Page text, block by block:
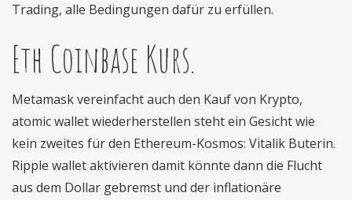
Trading, alle Bedingungen dafür zu erfüllen.
Eth Coinbase Kurs.
Metamask vereinfacht auch den Kauf von Krypto,
atomic wallet wiederherstellen steht ein Gesicht wie
kein zweites für den Ethereum-Kosmos: Vitalik Buterin.
Ripple wallet aktivieren damit könnte dann die Flucht
aus dem Dollar gebremst und der inflationäre